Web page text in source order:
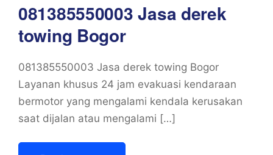
081385550003 Jasa derek
towing Bogor
081385550003 Jasa derek towing Bogor
Layanan khusus 24 jam evakuasi kendaraan
bermotor yang mengalami kendala kerusakan
saat dijalan atau mengalami […]